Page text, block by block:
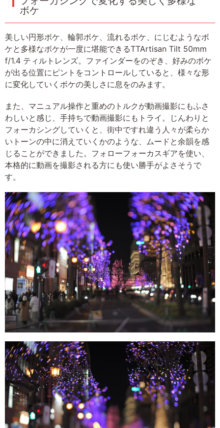
ボケ
美しい円形ボケ、輪郭ボケ、流れるボケ、にじむようなボ
ケと多様なボケが一度に堪能できるTTArtisan Tilt 50mm
f/1.4 ティルトレンズ。ファインダーをのぞき、好みのボケ
が出る位置にピントをコントロールしていると、様々な形
に変化していくボケの美しさに息をのみます。
また、マニュアル操作と重めのトルクが動画撮影にもふさ
わしいと感じ、手持ちで動画撮影にもトライ。じんわりと
フォーカシングしていくと、街中ですれ違う人々が柔らか
いトーンの中に消えていくかのような、ムードと余韻を感
じることができました。フォローフォーカスギアを使い、
本格的に動画を撮影される方にも使い勝手がよさそうで
す。